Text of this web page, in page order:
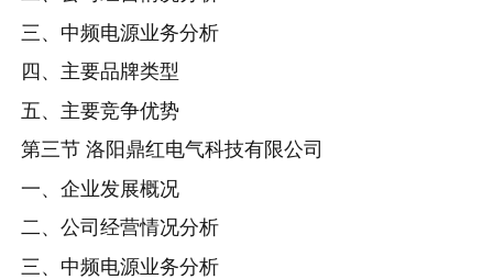
三、中频电源业务分析
四、主要品牌类型
五、主要竞争优势
第三节 洛阳鼎红电气科技有限公司
一、企业发展概况
二、公司经营情况分析
三、中频电源业务分析